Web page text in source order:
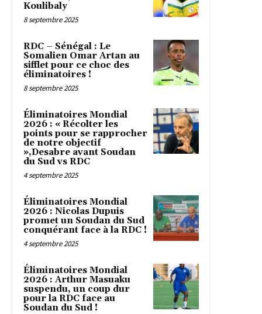
Koulibaly
8 septembre 2025
RDC – Sénégal : Le
Somalien Omar Artan au
sifflet pour ce choc des
éliminatoires !
8 septembre 2025
Éliminatoires Mondial
2026 : « Récolter les
points pour se rapprocher
de notre objectif
»,Desabre avant Soudan
du Sud vs RDC
4 septembre 2025
Éliminatoires Mondial
2026 : Nicolas Dupuis
promet un Soudan du Sud
conquérant face à la RDC !
4 septembre 2025
Éliminatoires Mondial
2026 : Arthur Masuaku
suspendu, un coup dur
pour la RDC face au
Soudan du Sud !